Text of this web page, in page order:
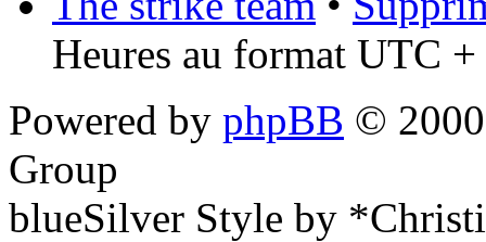
Heures au format UTC
Powered by phpBB ©
Group
blueSilver Style by